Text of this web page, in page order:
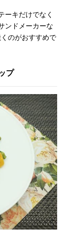
ーキだけでなく
ンドメーカーな
のがおすすめで
プ